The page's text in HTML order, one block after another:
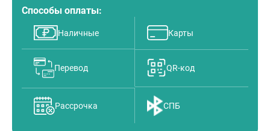
Способы оплаты:
Наличные Карты
Перевод QR-код
Рассрочка СПБ